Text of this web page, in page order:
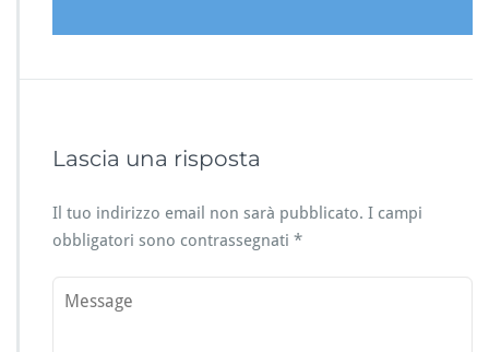
Lascia una risposta
Il tuo indirizzo email non sarà pubblicato. I campi
obbligatori sono contrassegnati *